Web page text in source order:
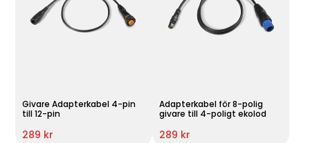
Givare Adapterkabel 4-pin
till 12-pin
289 kr
Adapterkabel för 8-polig
givare till 4-poligt ekolod
289 kr